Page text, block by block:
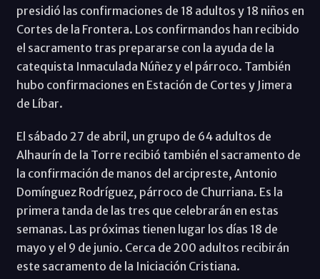
presidió las confirmaciones de 18 adultos y 18 niños en
Cortes de la Frontera. Los confirmandos han recibido
el sacramento tras prepararse con la ayuda de la
catequista Inmaculada Núñez y el párroco. También
hubo confirmaciones en Estación de Cortes y Jimera
de Líbar.
El sábado 27 de abril, un grupo de 64 adultos de
Alhaurín de la Torre recibió también el sacramento de
la confirmación de manos del arcipreste, Antonio
Domínguez Rodríguez, párroco de Churriana. Es la
primera tanda de las tres que celebrarán en estas
semanas. Las próximas tienen lugar los días 18 de
mayo y el 9 de junio. Cerca de 200 adultos recibirán
este sacramento de la Iniciación Cristiana.